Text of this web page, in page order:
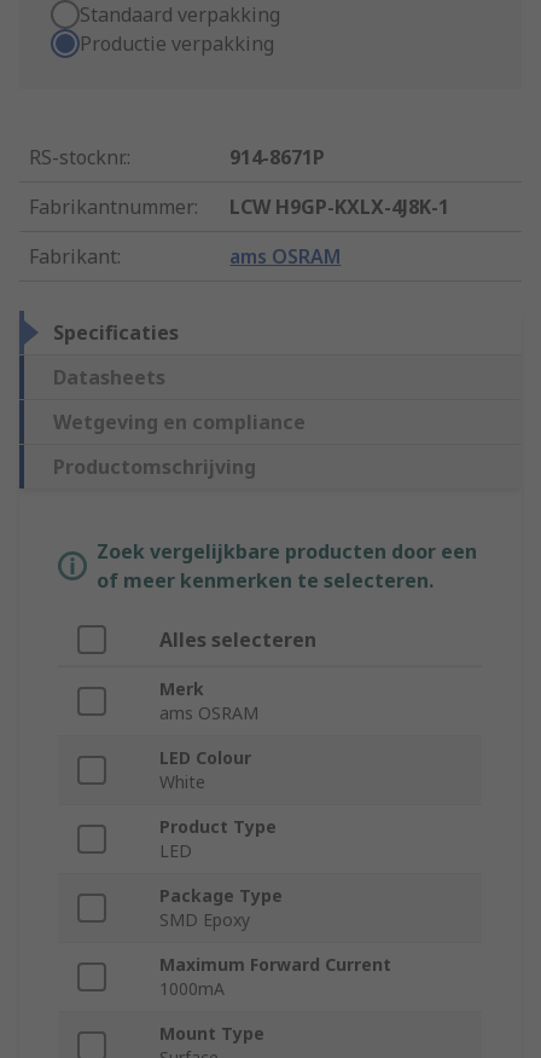
Standaard verpakking
Productie verpakking
RS-stocknr.:
914-8671P
Fabrikantnummer:
LCW H9GP-KXLX-4J8K-1
Fabrikant: ams OSRAM
Specificaties
Datasheets
Wetgeving en compliance
Productomschrijving
Zoek vergelijkbare producten door een
of meer kenmerken te selecteren.
Alles selecteren
Merk
ams OSRAM
LED Colour
White
Product Type
LED
Package Type
SMD Epoxy
Maximum Forward Current
1000mA
Mount Type